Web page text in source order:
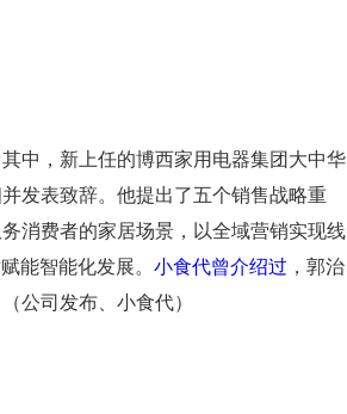
中，新上任的博西家用电器集团大中华
发表致辞。他提出了五个销售战略重
消费者的家居场景，以全域营销实现线
能智能化发展。 小食代曾介绍过 ，郭治
公司发布、小食代）